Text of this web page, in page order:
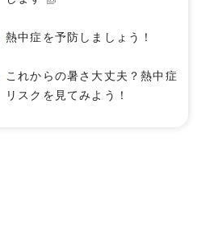
熱中症を予防しましょう！
これからの暑さ大丈夫？熱中症
リスクを見てみよう！